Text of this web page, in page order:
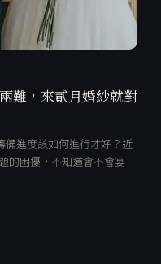
難，來貳月婚紗就對
備進度該如何進行才好？近
的困擾，不知道會不會宴